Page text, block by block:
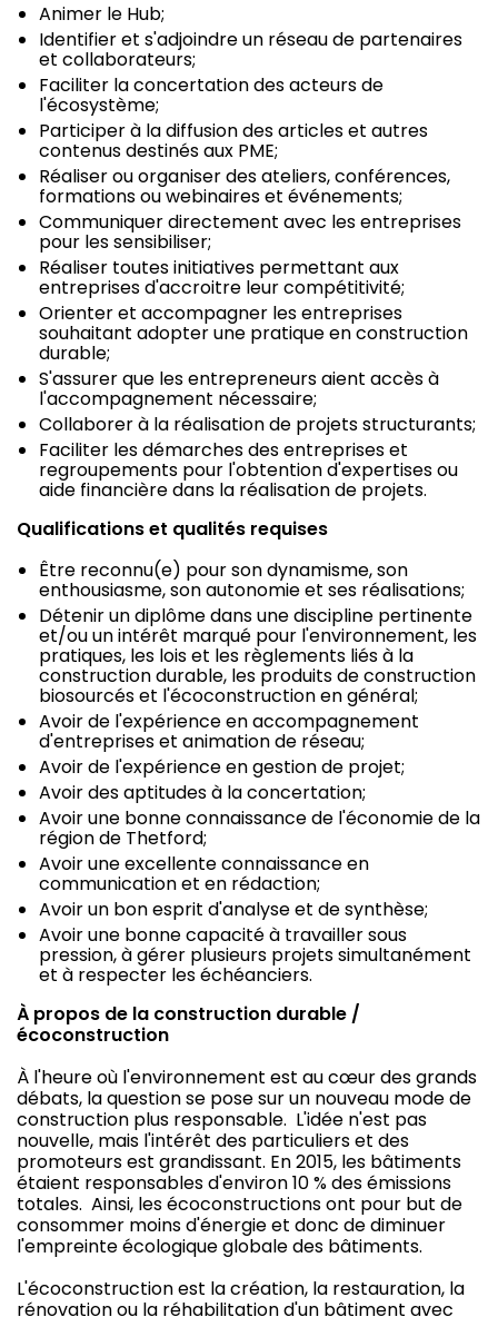
Animer le Hub;
Identifier et s'adjoindre un réseau de partenaires
et collaborateurs;
Faciliter la concertation des acteurs de
l'écosystème;
Participer à la diffusion des articles et autres
contenus destinés aux PME;
Réaliser ou organiser des ateliers, conférences,
formations ou webinaires et événements;
Communiquer directement avec les entreprises
pour les sensibiliser;
Réaliser toutes initiatives permettant aux
entreprises d'accroitre leur compétitivité;
Orienter et accompagner les entreprises
souhaitant adopter une pratique en construction
durable;
S'assurer que les entrepreneurs aient accès à
l'accompagnement nécessaire;
Collaborer à la réalisation de projets structurants;
Faciliter les démarches des entreprises et
regroupements pour l'obtention d'expertises ou
aide financière dans la réalisation de projets.
Qualifications et qualités requises
Être reconnu(e) pour son dynamisme, son
enthousiasme, son autonomie et ses réalisations;
Détenir un diplôme dans une discipline pertinente
et/ou un intérêt marqué pour l'environnement, les
pratiques, les lois et les règlements liés à la
construction durable, les produits de construction
biosourcés et l'écoconstruction en général;
Avoir de l'expérience en accompagnement
d'entreprises et animation de réseau;
Avoir de l'expérience en gestion de projet;
Avoir des aptitudes à la concertation;
Avoir une bonne connaissance de l'économie de la
région de Thetford;
Avoir une excellente connaissance en
communication et en rédaction;
Avoir un bon esprit d'analyse et de synthèse;
Avoir une bonne capacité à travailler sous
pression, à gérer plusieurs projets simultanément
et à respecter les échéanciers.
À propos de la construction durable /
écoconstruction
À l'heure où l'environnement est au cœur des grands
débats, la question se pose sur un nouveau mode de
construction plus responsable. L'idée n'est pas
nouvelle, mais l'intérêt des particuliers et des
promoteurs est grandissant. En 2015, les bâtiments
étaient responsables d'environ 10 % des émissions
totales. Ainsi, les écoconstructions ont pour but de
consommer moins d'énergie et donc de diminuer
l'empreinte écologique globale des bâtiments.
L'écoconstruction est la création, la restauration, la
rénovation ou la réhabilitation d'un bâtiment avec